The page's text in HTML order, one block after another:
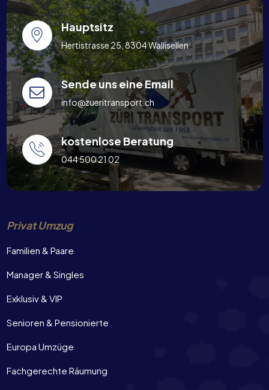
Hauptsitz
Hertistrasse 25, 8304 Wallisellen
Sende uns eine Email
info@zueritransport.ch
kostenlose Beratung
044 500 21 02
Privat Umzug
Familien & Paare
Manager & Singles
Exklusiv & VIP
Senioren & Pensionierte
Europa Umzüge
Fachgerechte Räumung